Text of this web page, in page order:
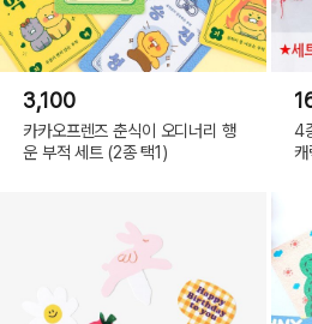
3,100
카카오프렌즈 춘식이 오디너리 행
운 부적 세트 (2종 택1)
4
캐